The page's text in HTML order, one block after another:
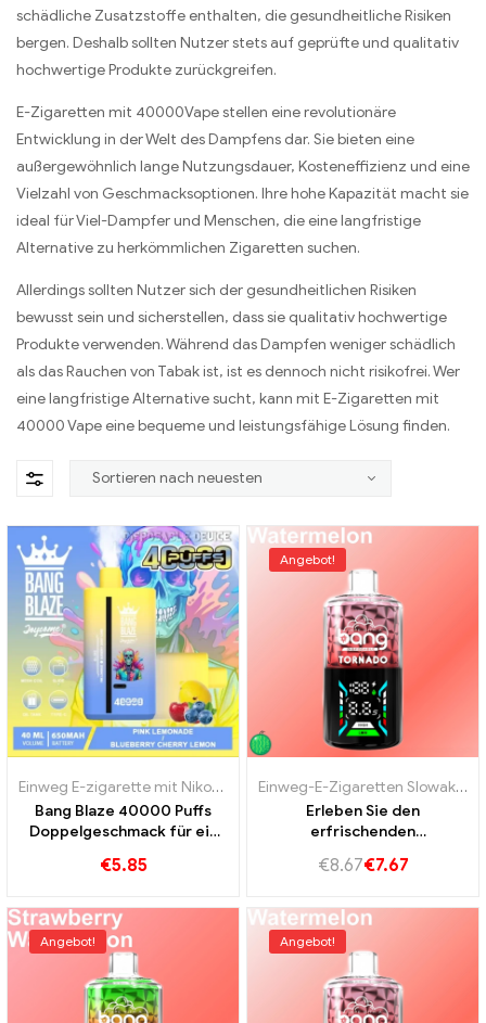
schädliche Zusatzstoffe enthalten, die gesundheitliche Risiken
bergen. Deshalb sollten Nutzer stets auf geprüfte und qualitativ
hochwertige Produkte zurückgreifen.
E-Zigaretten mit 40000Vape stellen eine revolutionäre
Entwicklung in der Welt des Dampfens dar. Sie bieten eine
außergewöhnlich lange Nutzungsdauer, Kosteneffizienz und eine
Vielzahl von Geschmacksoptionen. Ihre hohe Kapazität macht sie
ideal für Viel-Dampfer und Menschen, die eine langfristige
Alternative zu herkömmlichen Zigaretten suchen.
Allerdings sollten Nutzer sich der gesundheitlichen Risiken
bewusst sein und sicherstellen, dass sie qualitativ hochwertige
Produkte verwenden. Während das Dampfen weniger schädlich
als das Rauchen von Tabak ist, ist es dennoch nicht risikofrei. Wer
eine langfristige Alternative sucht, kann mit E-Zigaretten mit
40000 Vape eine bequeme und leistungsfähige Lösung finden.
Einweg E-zigarette mit Nikotin Einweg-E-Zigaretten Luxemburg,
Bang Blaze 40000 Puffs
Doppelgeschmack für ein
€5.85
Angebot!
Einweg-E-Zigaretten Slowakei
Erleben Sie den
erfrischenden
des Sommers Bang Tornado
€8.67€7.67
Angebot! Angebot!